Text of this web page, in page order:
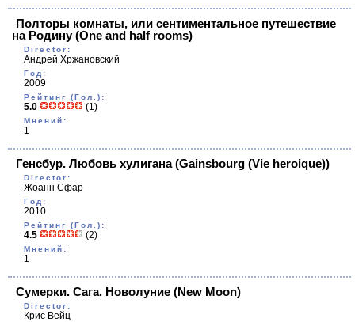
Полторы комнаты, или сентиментальное путешествие
на Родину(One and half rooms)
Director:
Андрей Хржановский
Год:
2009
Рейтинг (Гол.):
5.0 (1)
Мнений:
1
Генсбур. Любовь хулигана(Gainsbourg (Vie hеroique))
Director:
Жоанн Сфар
Год:
2010
Рейтинг (Гол.):
4.5 (2)
Мнений:
1
Сумерки. Сага. Новолуние (New Moon)
Director:
Крис Вейц